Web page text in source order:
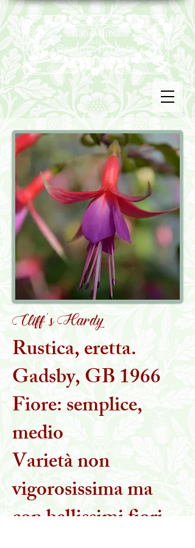
Cliff's Hardy
Rustica, eretta.
Gadsby, GB 1966
Fiore: semplice,
medio
Varietà non
vigorosissima ma
con bellissimi fiori